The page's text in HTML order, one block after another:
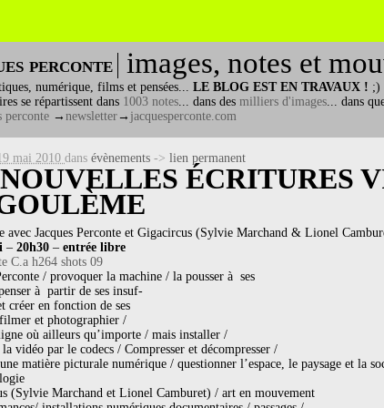
perconte images, notes et
numérique, films et pensées... LE BLOG EST EN TRAVAUX ! ;)
se répartissent dans 1003 notes... dans des milliers d'images... dans
perconte → newsletter→ jacquesperconte.com
mai 2010 dans évènements -> lien permanent
ÉCRITURES
avec Jacques Perconte et Gigacircus (Sylvie Marchand & Lionel
– 20h30 – entrée libre
/ provoquer la machine / la pousser à ses
à partir de ses insuf-
créer en fonction de ses
et photographier /
où ailleurs qu’importe / mais installer /
vidéo par le codecs / Compresser et décompresser /
matière picturale numérique / questionner l’espace, le paysage et la
(Sylvie Marchand et Lionel Camburet) / art en mouvement